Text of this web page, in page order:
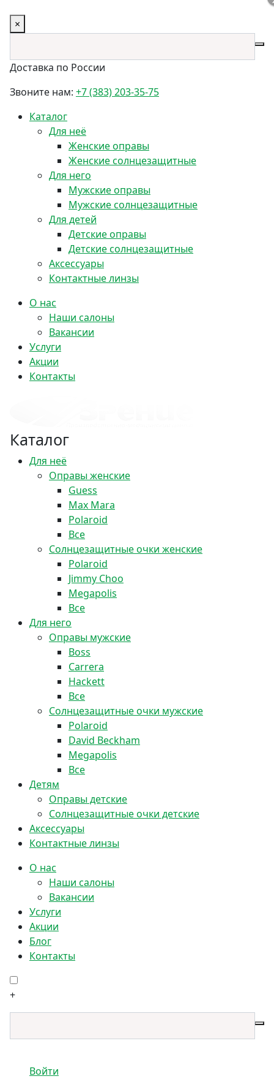
×
Доставка по России
Звоните нам: +7 (383) 203-35-75
Каталог
Для неё
Женские оправы
Женские солнцезащитные
Для него
Мужские оправы
Мужские солнцезащитные
Для детей
Детские оправы
Детские солнцезащитные
Аксессуары
Контактные линзы
О нас
Наши салоны
Вакансии
Услуги
Акции
Контакты
Каталог
Для неё
Оправы женские
Guess
Max Mara
Polaroid
Все
Солнцезащитные очки женские
Polaroid
Jimmy Choo
Megapolis
Все
Для него
Оправы мужские
Boss
Carrera
Hackett
Все
Солнцезащитные очки мужские
Polaroid
David Beckham
Megapolis
Все
Детям
Оправы детские
Солнцезащитные очки детские
Аксессуары
Контактные линзы
О нас
Наши салоны
Вакансии
Услуги
Акции
Блог
Контакты
+
Войти